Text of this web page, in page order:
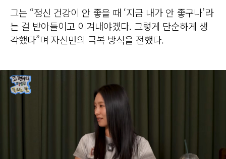
그는 “정신 건강이 안 좋을 때 ‘지금 내가 안 좋구나’라
는 걸 받아들이고 이겨내야겠다. 그렇게 단순하게 생
각했다”며 자신만의 극복 방식을 전했다.